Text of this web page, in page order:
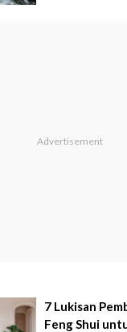
7 Lukisan
Feng Shui